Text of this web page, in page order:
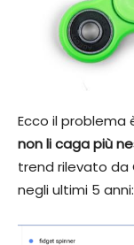
Ecco il problema
non li caga più
trend rilevato da
negli ultimi 5 anni: